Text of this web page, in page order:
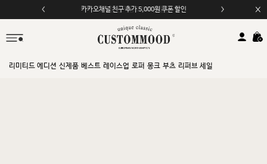
모바일 앱 자동 2,000원 할인
리미티드 에디션 신제품 베스트 레이스업 로퍼 몽크 부츠 리퍼브 세일